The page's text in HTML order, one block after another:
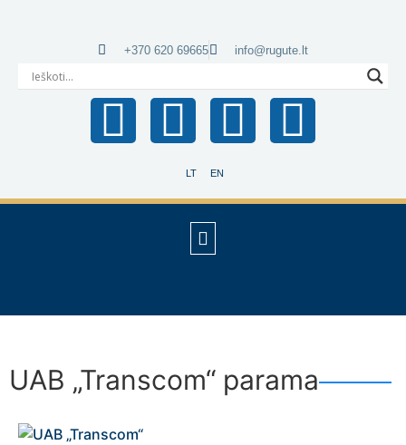
LT EN
+370 620 69665 info@rugute.lt
UAB „Transcom“ parama